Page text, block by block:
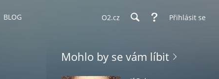
BLOG O2.cz Přihlásit se
Mohlo by se vám líbit